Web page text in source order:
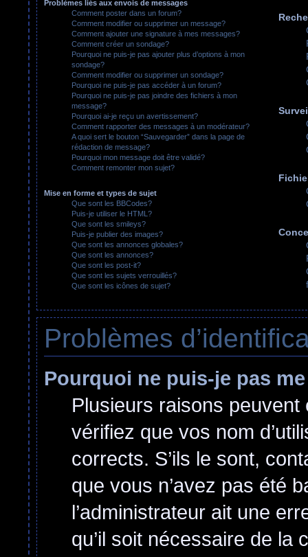
Problèmes liés aux envois de messages
Comment poster dans un forum?
Comment modifier ou supprimer un message?
Comment ajouter une signature à mes messages?
Comment créer un sondage?
Pourquoi ne puis-je pas ajouter plus d’options à mon
sondage?
Comment modifier ou supprimer un sondage?
Pourquoi ne puis-je pas accéder à un forum?
Pourquoi ne puis-je pas joindre des fichiers à mon
message?
Pourquoi ai-je reçu un avertissement?
Comment rapporter des messages à un modérateur?
A quoi sert le bouton “Sauvegarder” dans la page de
rédaction de message?
Pourquoi mon message doit être validé?
Comment remonter mon sujet?
Mise en forme et types de sujet
Que sont les BBCodes?
Puis-je utiliser le HTML?
Que sont les smileys?
Puis-je publier des images?
Que sont les annonces globales?
Que sont les annonces?
Que sont les post-it?
Que sont les sujets verrouillés?
Que sont les icônes de sujet?
Problèmes
Pourquoi ne puis-je pas
Plusieurs raisons
vérifiez que vos nom
corrects. S’ils le sont,
que vous n’avez pas été
l’administrateur ait une
qu’il soit nécessaire de la